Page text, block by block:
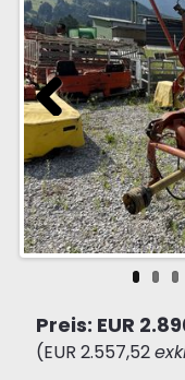
Previous
Preis: EUR
(EUR 2.557,52